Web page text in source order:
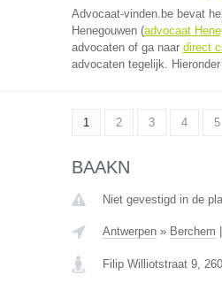
Advocaat-vinden.be bevat
Henegouwen (advocaat
advocaten of ga naar direct
advocaten tegelijk.
1 2 3 4 5
BAAKN
Niet gevestigd in de
Antwerpen» Berchem
Filip Williotstraat 9,